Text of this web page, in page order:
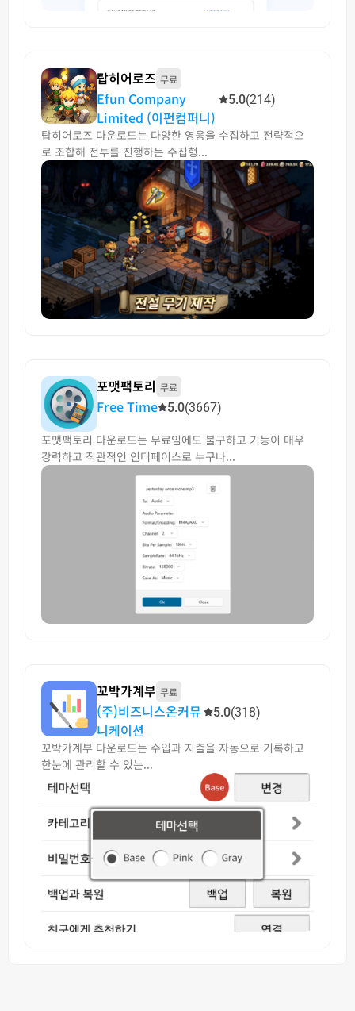
탑히어로즈 무료
Efun Company
Limited (이펀컴퍼니)
5.0(214)
탑히어로즈 다운로드는 다양한 영웅을 수집하고 전략적으
로 조합해 전투를 진행하는 수집형...
포맷팩토리 무료
Free Time 5.0(3667)
포맷팩토리 다운로드는 무료임에도 불구하고 기능이 매우
강력하고 직관적인 인터페이스로 누구나...
꼬박가계부 무료
(주)비즈니스온커뮤
니케이션
5.0(318)
꼬박가계부 다운로드는 수입과 지출을 자동으로 기록하고
한눈에 관리할 수 있는...